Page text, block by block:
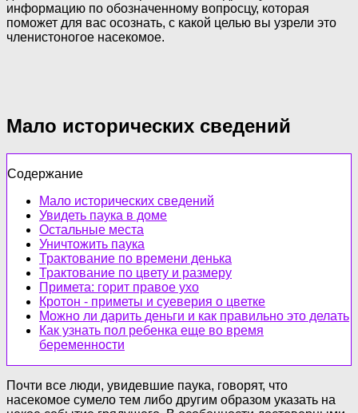
информацию по обозначенному вопросцу, которая
поможет для вас осознать, с какой целью вы узрели это
членистоногое насекомое.
Мало исторических сведений
Содержание
Мало исторических сведений
Увидеть паука в доме
Остальные места
Уничтожить паука
Трактование по времени денька
Трактование по цвету и размеру
Примета: горит правое ухо
Кротон - приметы и суеверия о цветке
Можно ли дарить деньги и как правильно это делать
Как узнать пол ребенка еще во время
беременности
Почти все люди, увидевшие паука, говорят, что
насекомое сумело тем либо другим образом указать на